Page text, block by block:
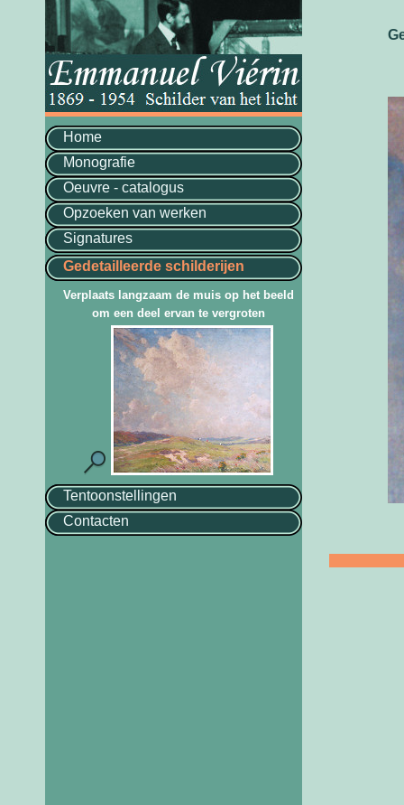
Home
Monografie
Oeuvre - catalogus
Opzoeken van werken
Signatures
Gedetailleerde schilderijen
Verplaats langzaam de muis op het beeld
om een deel ervan te vergroten
Tentoonstellingen
Contacten